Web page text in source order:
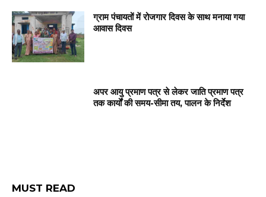
ग्राम पंचायतों में रोजगार दिवस के साथ मनाया गया
आवास दिवस
अपर आयु प्रमाण पत्र से लेकर जाति प्रमाण पत्र
तक कार्यों की समय-सीमा तय, पालन के निर्देश
MUST READ